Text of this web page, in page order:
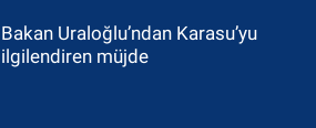
Bakan Uraloğlu’ndan Karasu’yu
ilgilendiren müjde